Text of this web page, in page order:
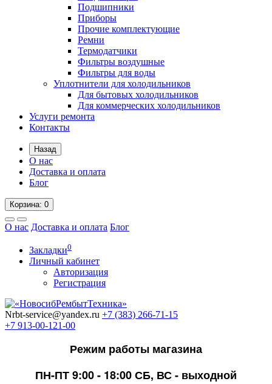
Подшипники
Приборы
Прочие комплектующие
Ремни
Термодатчики
Фильтры воздушные
Фильтры для воды
Уплотнители для холодильников
Для бытовых холодильников
Для коммерческих холодильников
Услуги ремонта
Контакты
Назад
О нас
Доставка и оплата
Блог
Корзина: 0
О нас Доставка и оплата Блог
Закладки0
Личный кабинет
Авторизация
Регистрация
Nrbt-service@yandex.ru +7 (383) 266-71-15
+7 913-00-121-00
Режим работы магазина
ПН-ПТ 9:00 - 18:00СБ, ВС - выходной